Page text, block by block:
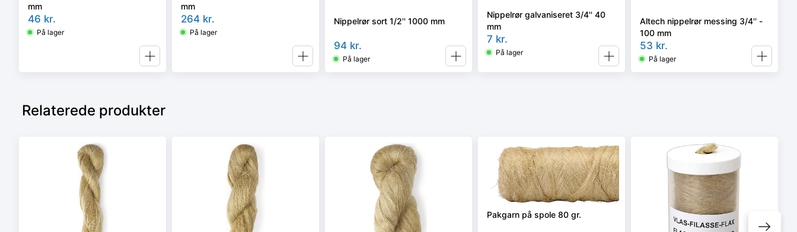
mm
46 kr.
På lager
mm
264 kr.
På lager
Nippelrør sort 1/2'' 1000 mm
94 kr.
På lager
Nippelrør galvaniseret 3/4'' 40
mm
7 kr.
På lager
Altech nippelrør messing 3/4'' -
100 mm
53 kr.
På lager
Relaterede produkter
Pakgarn på spole 80 gr.